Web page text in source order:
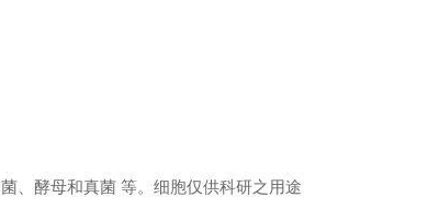
、酵母和真菌 等。细胞仅供科研之用途